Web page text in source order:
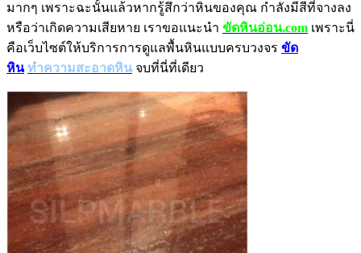
มากๆ เพราะฉะนั้นแล้วหากรู้สึกว่าหินของคุณ กำลังมีสีที่จางลง
หรือว่าเกิดความเสียหาย เราขอแนะนำ ขัดหินอ่อน.com เพราะนี่
คือเว็บไซต์ให้บริการการดูแลพื้นหินแบบครบวงจร ขัด
หิน ทำความสะอาดหิน จบที่นี่ที่เดียว